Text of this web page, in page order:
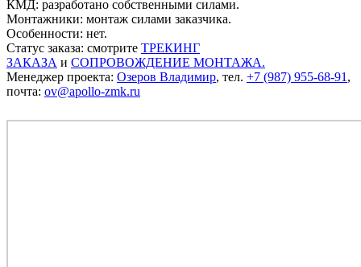
КМД: разработано собственными силами.
Монтажники: монтаж силами заказчика.
Особенности: нет.
Статус заказа: смотрите ТРЕКИНГ
ЗАКАЗА и СОПРОВОЖДЕНИЕ МОНТАЖА.
Менеджер проекта: Озеров Владимир, тел. +7 (987) 955-68-91,
почта: ov@apollo-zmk.ru